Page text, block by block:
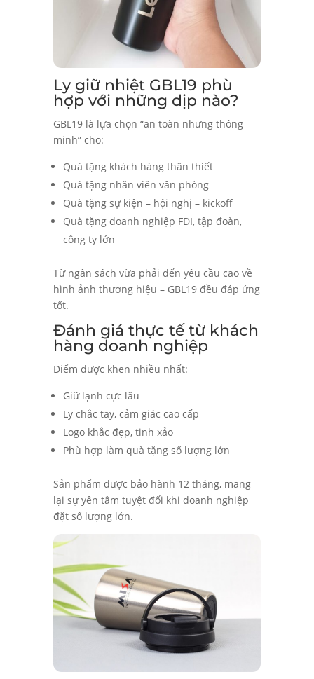
Ly giữ nhiệt GBL19 phù
hợp với những dịp nào?
GBL19 là lựa chọn “an toàn nhưng thông
minh” cho:
Quà tặng khách hàng thân thiết
Quà tặng nhân viên văn phòng
Quà tặng sự kiện – hội nghị – kickoff
Quà tặng doanh nghiệp FDI, tập đoàn,
công ty lớn
Từ ngân sách vừa phải đến yêu cầu cao về
hình ảnh thương hiệu – GBL19 đều đáp ứng
tốt.
Đánh giá thực tế từ khách
hàng doanh nghiệp
Điểm được khen nhiều nhất:
Giữ lạnh cực lâu
Ly chắc tay, cảm giác cao cấp
Logo khắc đẹp, tinh xảo
Phù hợp làm quà tặng số lượng lớn
Sản phẩm được bảo hành 12 tháng, mang
lại sự yên tâm tuyệt đối khi doanh nghiệp
đặt số lượng lớn.